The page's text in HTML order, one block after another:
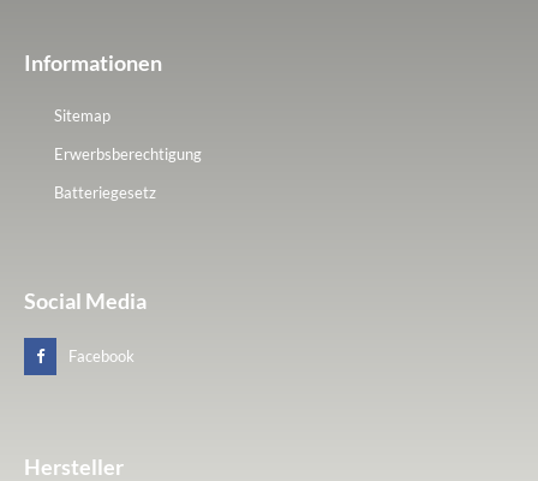
Informationen
Sitemap
Erwerbsberechtigung
Batteriegesetz
Social Media
Facebook
Hersteller